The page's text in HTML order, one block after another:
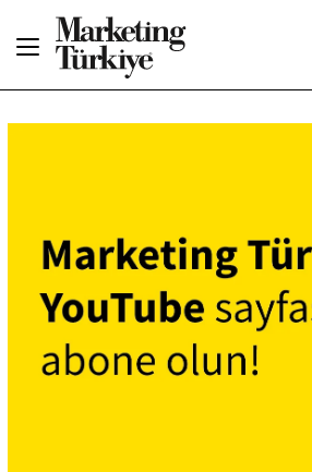
Dergiler
Etkinlikler